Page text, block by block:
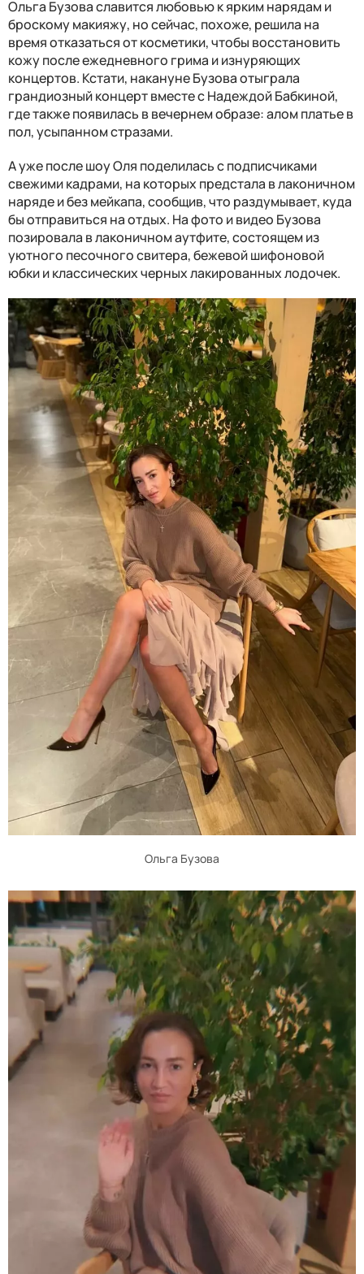
Ольга Бузова славится любовью к ярким нарядам и
броскому макияжу, но сейчас, похоже, решила на
время отказаться от косметики, чтобы восстановить
кожу после ежедневного грима и изнуряющих
концертов. Кстати, накануне Бузова отыграла
грандиозный концерт вместе с Надеждой Бабкиной,
где также появилась в вечернем образе: алом платье в
пол, усыпанном стразами.
А уже после шоу Оля поделилась с подписчиками
свежими кадрами, на которых предстала в лаконичном
наряде и без мейкапа, сообщив, что раздумывает, куда
бы отправиться на отдых. На фото и видео Бузова
позировала в лаконичном аутфите, состоящем из
уютного песочного свитера, бежевой шифоновой
юбки и классических черных лакированных лодочек.
Ольга Бузова